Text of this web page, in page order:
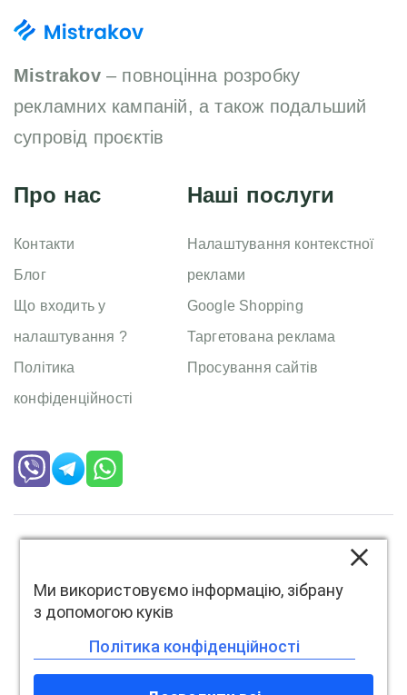
Mistrakov– повноцінна розробку
рекламних кампаній, а також подальший
супровід проєктів
Про нас
Контакти
Блог
Що входить у
налаштування ?
Політика
конфіденційності
Наші послуги
Налаштування контекстної
реклами
Google Shopping
Таргетована реклама
Просування сайтів
Ми використовуємо інформацію, зібрану
з допомогою куків
Політика конфіденційності